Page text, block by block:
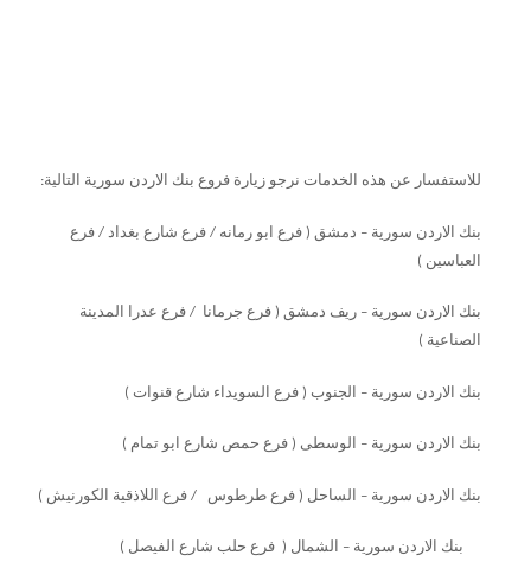
للاستفسار عن هذه الخدمات نرجو زيارة فروع بنك الاردن سورية التالية:
بنك الاردن سورية – دمشق ( فرع ابو رمانه / فرع شارع بغداد / فرع
العباسين )
بنك الاردن سورية – ريف دمشق ( فرع جرمانا / فرع عدرا المدينة
الصناعية )
بنك الاردن سورية – الجنوب ( فرع السويداء شارع قنوات )
بنك الاردن سورية – الوسطى ( فرع حمص شارع ابو تمام )
بنك الاردن سورية – الساحل ( فرع طرطوس / فرع اللاذقية الكورنيش )
بنك الاردن سورية – الشمال ( فرع حلب شارع الفيصل )